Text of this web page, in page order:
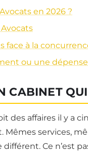
en 2026 ?
face à la
ou une
CABINET
des affaires il y a
services,
Ce n’est